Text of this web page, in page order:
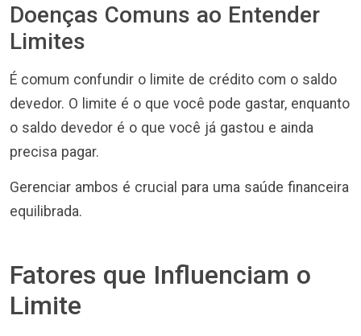
Doenças Comuns ao Entender
Limites
É comum confundir o limite de crédito com o saldo
devedor. O limite é o que você pode gastar, enquanto
o saldo devedor é o que você já gastou e ainda
precisa pagar.
Gerenciar ambos é crucial para uma saúde financeira
equilibrada.
Fatores que Influenciam o
Limite